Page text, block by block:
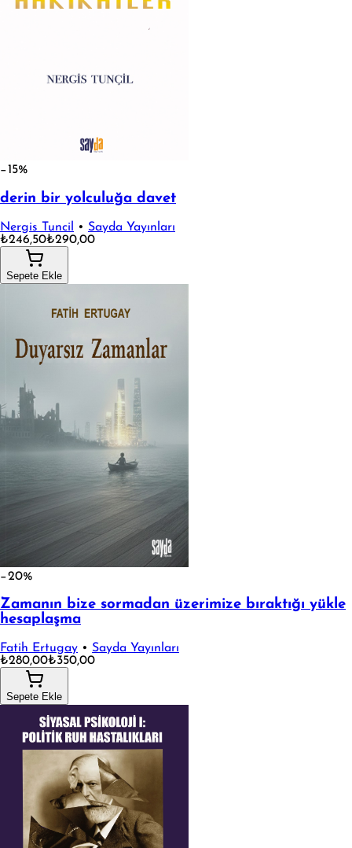
−15%
derin bir yolculuğa davet
Nergis Tuncil • Sayda Yayınları
₺246,50₺290,00
Sepete Ekle
−20%
Zamanın bize sormadan üzerimize bıraktığı yükle
hesaplaşma
Fatih Ertugay • Sayda Yayınları
₺280,00₺350,00
Sepete Ekle